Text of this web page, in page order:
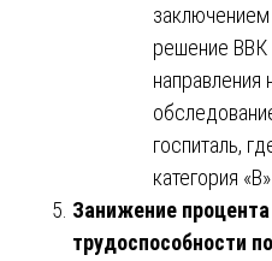
решение ВВК
направления
госпиталь,
категория
Занижение
трудоспособности